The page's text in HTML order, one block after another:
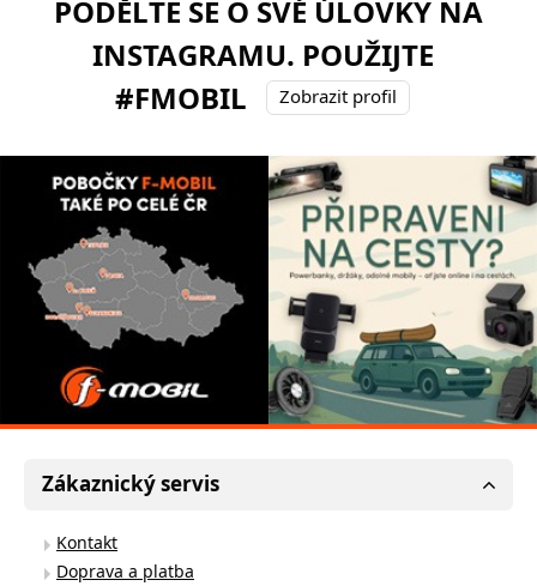
PODĚLTE SE O SVÉ ÚLOVKY NA
INSTAGRAMU. POUŽIJTE
#FMOBIL
Zobrazit profil
Zákaznický servis
Kontakt
Doprava a platba